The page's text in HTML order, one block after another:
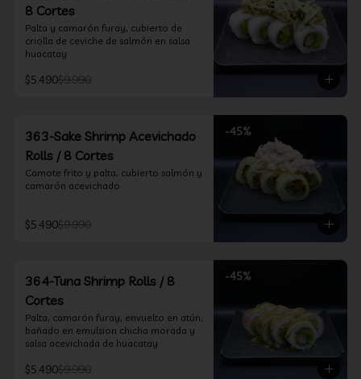
8 Cortes
Palta y camarón furay, cubierto de
criolla de ceviche de salmón en salsa
huacatay
$5.490$9.990
-45%
363-Sake Shrimp Acevichado
Rolls / 8 Cortes
Camote frito y palta, cubierto salmón y
camarón acevichado
$5.490$9.990
-45%
364-Tuna Shrimp Rolls / 8
Cortes
Palta, camarón furay, envuelto en atún,
bañado en emulsion chicha morada y
salsa acevichada de huacatay
$5.490$9.990